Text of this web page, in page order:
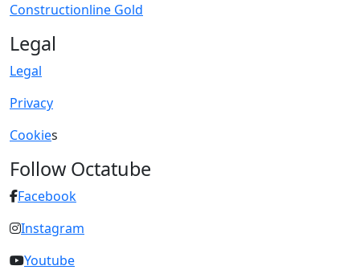
Constructionline Gold
Legal
Legal
Privacy
Cookies
Follow Octatube
Facebook
Instagram
Youtube